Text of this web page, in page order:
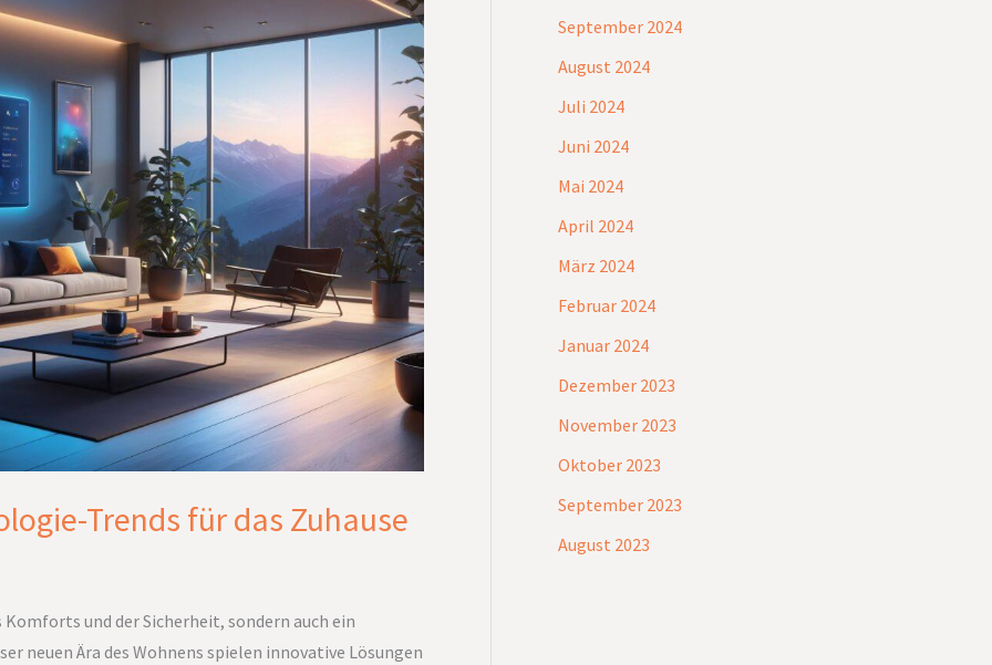
Trends für das Zuhause
und der Sicherheit, sondern auch ein
neuen Ära des Wohnens spielen innovative Lösungen
September 2024
August 2024
Juli 2024
Juni 2024
Mai 2024
April 2024
März 2024
Februar 2024
Januar 2024
Dezember 2023
November 2023
Oktober 2023
September 2023
August 2023